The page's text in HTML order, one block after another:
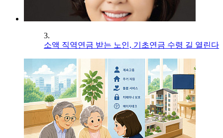
3.
소액 직역연금 받는 노인, 기초연금 수령 길 열린다